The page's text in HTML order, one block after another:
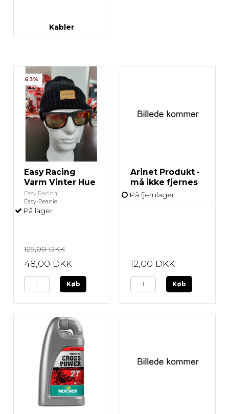
Kabler
63%
Easy Racing
Varm Vinter Hue
Easy Racing
Easy-Beanie
På lager
129,00 DKK
48,00 DKK
Køb
Arinet Produkt -
må ikke fjernes
På fjernlager
12,00 DKK
Køb